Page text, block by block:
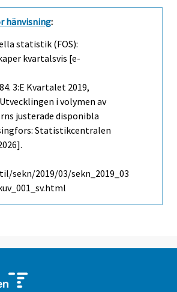
hänvisning:
statistik (FOS):
kvartalsvis [e-
3:e Kvartalet 2019,
i volymen av
justerade disponibla
Statistikcentralen
2019/03/sekn_2019_03